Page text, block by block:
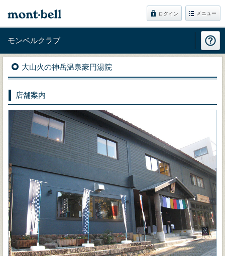
ログイン メニュー
モンベルクラブ
大山火の神岳温泉豪円湯院
店舗案内